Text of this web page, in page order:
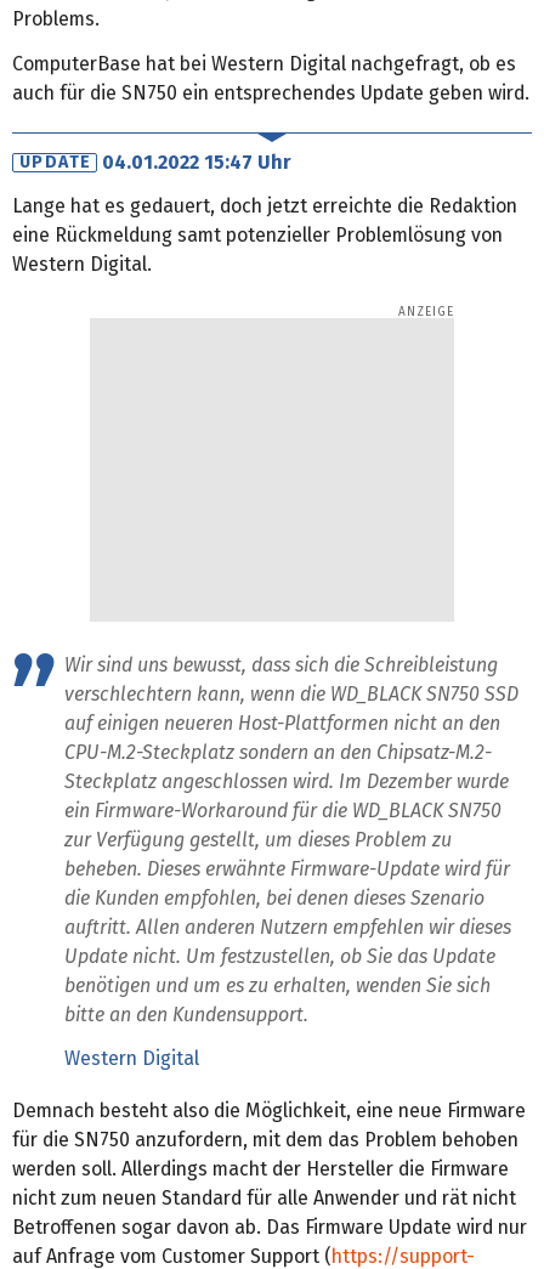
Problems.
ComputerBase hat bei Western Digital nachgefragt, ob es
auch für die SN750 ein entsprechendes Update geben wird.
UPDATE
04.01.2022 15:47 Uhr
Lange hat es gedauert, doch jetzt erreichte die Redaktion
eine Rückmeldung samt potenzieller Problemlösung von
Western Digital.
Wir sind uns bewusst, dass sich die Schreibleistung
verschlechtern kann, wenn die WD_BLACK SN750 SSD
auf einigen neueren Host-Plattformen nicht an den
CPU-M.2-Steckplatz sondern an den Chipsatz-M.2-
Steckplatz angeschlossen wird. Im Dezember wurde
ein Firmware-Workaround für die WD_BLACK SN750
zur Verfügung gestellt, um dieses Problem zu
beheben. Dieses erwähnte Firmware-Update wird für
die Kunden empfohlen, bei denen dieses Szenario
auftritt. Allen anderen Nutzern empfehlen wir dieses
Update nicht. Um festzustellen, ob Sie das Update
benötigen und um es zu erhalten, wenden Sie sich
bitte an den Kundensupport.
Western Digital
Demnach besteht also die Möglichkeit, eine neue Firmware
für die SN750 anzufordern, mit dem das Problem behoben
werden soll. Allerdings macht der Hersteller die Firmware
nicht zum neuen Standard für alle Anwender und rät nicht
Betroffenen sogar davon ab. Das Firmware Update wird nur
auf Anfrage vom Customer Support (https://support-